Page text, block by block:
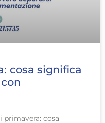
cosa significa
primavera: cosa